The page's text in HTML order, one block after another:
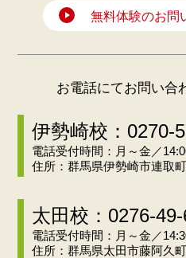
無料体験のお問
お電話にてお問い合
伊勢崎校：0270-
電話受付時間：月～金／
住所：群馬県伊勢崎市連取
太田校：0276-
電話受付時間：月～金／
住所：群馬県太田市藤阿久